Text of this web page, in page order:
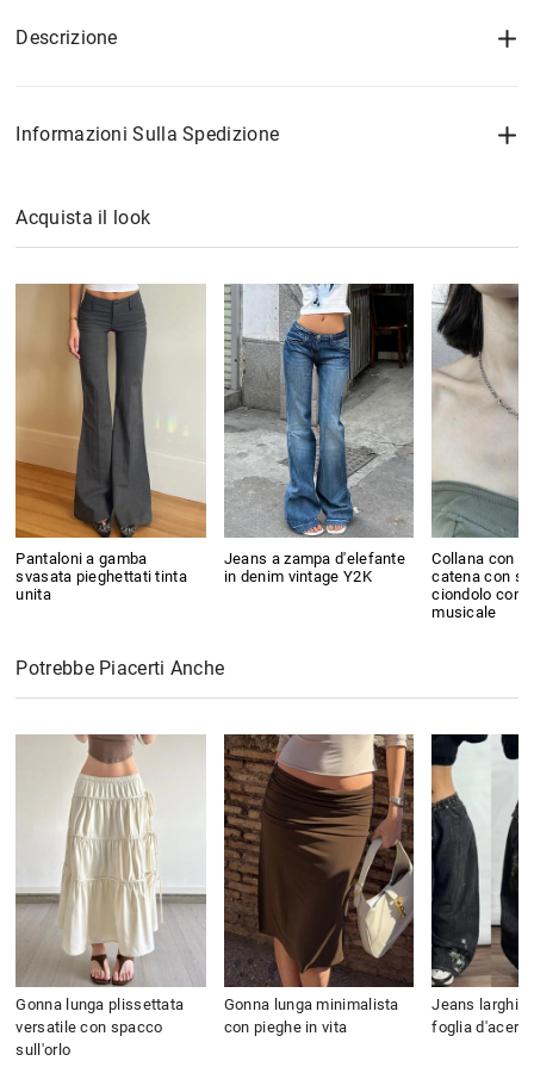
Descrizione
Informazioni Sulla Spedizione
Acquista il look
Pantaloni a gamba
svasata pieghettati tinta
unita
Jeans a zampa d'elefante
in denim vintage Y2K
Collana con
catena con
ciondolo con
musicale
Potrebbe Piacerti Anche
Gonna lunga plissettata
versatile con spacco
sull'orlo
Gonna lunga minimalista
con pieghe in vita
Jeans larghi
foglia d'acero